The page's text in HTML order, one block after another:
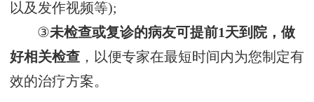
以及发作视频等);
③未检查或复诊的病友可提前1天到院，做
好相关检查 ，以便专家在最短时间内为您制定有
效的治疗方案。